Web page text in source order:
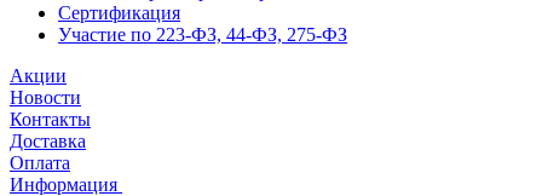
Сертификация
Участие по 223-ФЗ, 44-ФЗ, 275-ФЗ
Акции
Новости
Контакты
Доставка
Оплата
Информация